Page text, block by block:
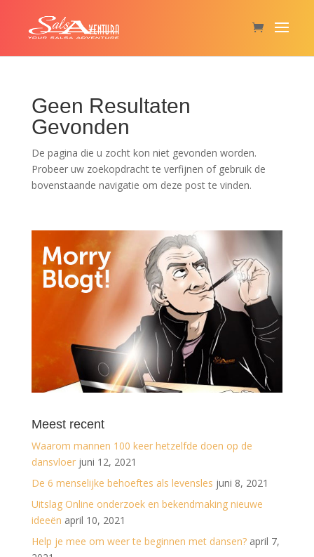
Geen Resultaten
Gevonden
De pagina die u zocht kon niet gevonden worden.
Probeer uw zoekopdracht te verfijnen of gebruik de
bovenstaande navigatie om deze post te vinden.
Meest recent
Waarom mannen 100 keer hetzelfde doen op de
dansvloer juni 12, 2021
De 6 menselijke behoeftes als levensles juni 8, 2021
Uitslag Online onderzoek en bekendmaking nieuwe
ideeën april 10, 2021
Help je mee om weer te beginnen met dansen? april 7,